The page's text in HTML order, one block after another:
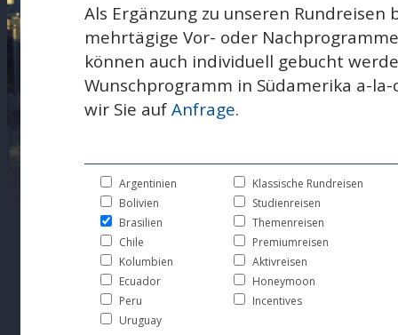
Als Ergänzung zu unseren
mehrtägige Vor- oder
können auch individuell gebucht
Wunschprogramm in Südamerika a-
wir Sie aufAnfrage.
Argentinien
Bolivien
Brasilien
Chile
Kolumbien
Ecuador
Peru
Uruguay
Klassische Rundreisen
Studienreisen
Themenreisen
Premiumreisen
Aktivreisen
Honeymoon
Incentives